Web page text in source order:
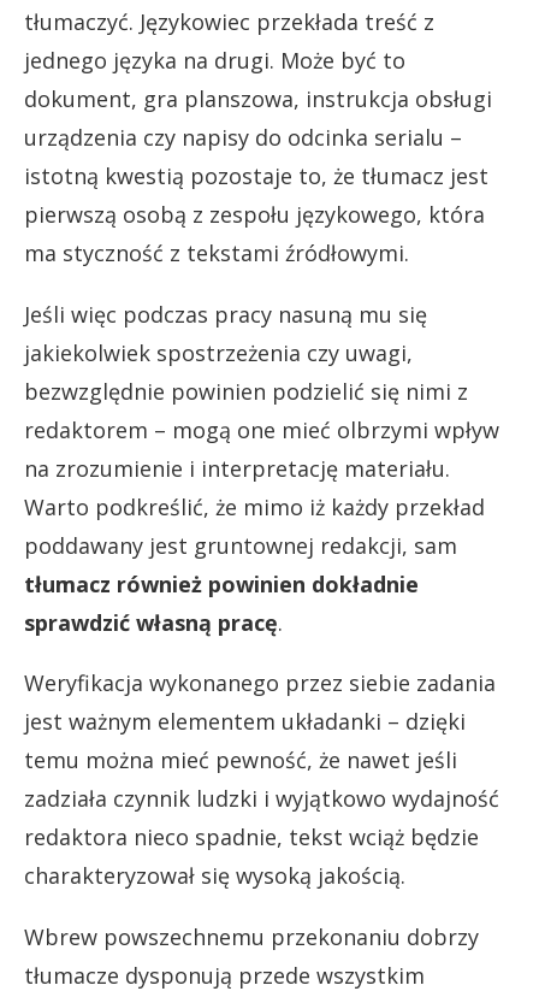
tłumaczyć. Językowiec przekłada treść z
jednego języka na drugi. Może być to
dokument, gra planszowa, instrukcja obsługi
urządzenia czy napisy do odcinka serialu –
istotną kwestią pozostaje to, że tłumacz jest
pierwszą osobą z zespołu językowego, która
ma styczność z tekstami źródłowymi.
Jeśli więc podczas pracy nasuną mu się
jakiekolwiek spostrzeżenia czy uwagi,
bezwzględnie powinien podzielić się nimi z
redaktorem – mogą one mieć olbrzymi wpływ
na zrozumienie i interpretację materiału.
Warto podkreślić, że mimo iż każdy przekład
poddawany jest gruntownej redakcji, sam
tłumacz również powinien dokładnie
sprawdzić własną pracę.
Weryfikacja wykonanego przez siebie zadania
jest ważnym elementem układanki – dzięki
temu można mieć pewność, że nawet jeśli
zadziała czynnik ludzki i wyjątkowo wydajność
redaktora nieco spadnie, tekst wciąż będzie
charakteryzował się wysoką jakością.
Wbrew powszechnemu przekonaniu dobrzy
tłumacze dysponują przede wszystkim